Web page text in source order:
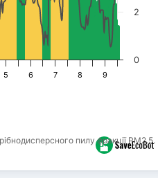
пилу фракції PM2.5.
5 6 7 8 9
0
2